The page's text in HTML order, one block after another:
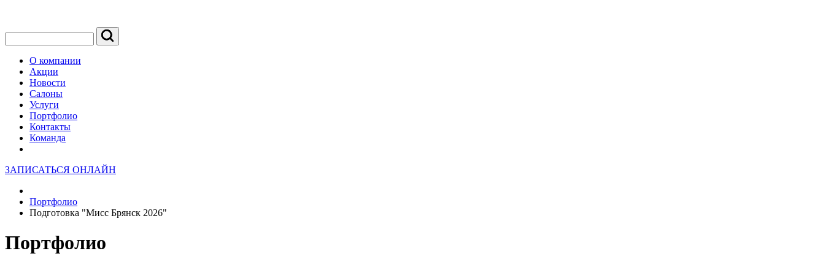
О компании
Акции
Новости
Салоны
Услуги
Портфолио
Контакты
Команда
ЗАПИСАТЬСЯ ОНЛАЙН
Портфолио
Подготовка "Мисс Брянск 2026"
Портфолио